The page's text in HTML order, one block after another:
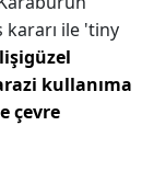
kararı ile 'tiny
kullanıma
çevre